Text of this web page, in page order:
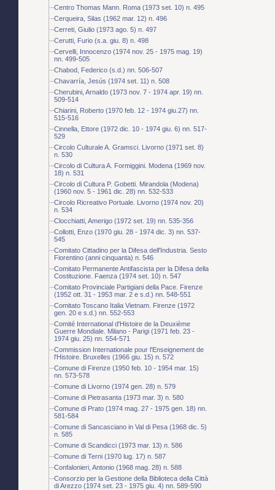
Centro Thomas Mann. Roma (1973 set. 10) n. 495
Cerqueira, Silas (1962 mar. 12) n. 496
Cerreti, Giulio (1973 ago. 5) n. 497
Cerutti, Furio (s.a. giu. 8) n. 498
Cervelli, Innocenzo (1974 nov. 25 - 1975 mag. 19)
nn. 499-505
Chabod, Federico (s.d.) nn. 506-507
Chavarría, Jesús (1974 set. 11) n. 508
Cherubini, Arnaldo (1973 nov. 7 - 1974 apr. 19) nn.
509-514
Chiarini, Roberto (1970 feb. 12 - 1974 giu.27) nn.
515-516
Cinnella, Ettore (1972 dic. 10 - 1974 giu. 6) nn. 517-
529
Circolo Culturale A. Gramsci. Livorno (1971 set. 8)
n. 530
Circolo di Cultura A. Formiggini. Modena (1969 nov.
18) n. 531
Circolo di Cultura P. Gobetti. Mirandola (Modena)
(1960 nov. 5 - 1961 dic. 28) nn. 532-533
Circolo Ricreativo Portuale. Livorno (1974 nov. 20)
n. 534
Clocchiatti, Amerigo (1972 set. 19) nn. 535-356
Collotti, Enzo (1970 giu. 28 - 1974 dic. 3) nn. 537-
545
Comitato Cittadino per la Difesa dell'Industria. Sesto
Fiorentino (anni cinquanta) n. 546
Comitato Permanente Antifascista per la Difesa della
Costituzione. Faenza (1974 set. 10) n. 547
Comitato Provinciale Partigiani della Pace. Firenze
(1952 ott. 31 - 1953 mar. 2 e s.d.) nn. 548-551
Comitato Toscano Italia Vietnam. Firenze (1972
gen. 20 e s.d.) nn. 552-553
Comité International d'Histoire de la Deuxième
Guerre Mondiale. Milano - Parigi (1971 feb. 23 -
1974 giu. 25) nn. 554-571
Commission Internationale pour l'Enseignement de
l'Histoire. Bruxelles (1966 giu. 15) n. 572
Comune di Firenze (1950 feb. 10 - 1954 mar. 15)
nn. 573-578
Comune di Livorno (1974 gen. 28) n. 579
Comune di Pietrasanta (1973 mar. 3) n. 580
Comune di Prato (1974 mag. 27 - 1975 gen. 18) nn.
581-584
Comune di Sancasciano in Val di Pesa (1968 dic. 5)
n. 585
Comune di Scandicci (1973 mar. 13) n. 586
Comune di Terni (1970 lug. 17) n. 587
Confalonieri, Antonio (1968 mag. 28) n. 588
Consorzio per la Gestione della Biblioteca della Città
di Arezzo (1974 set. 23 - 1975 giu. 4) nn. 589-590